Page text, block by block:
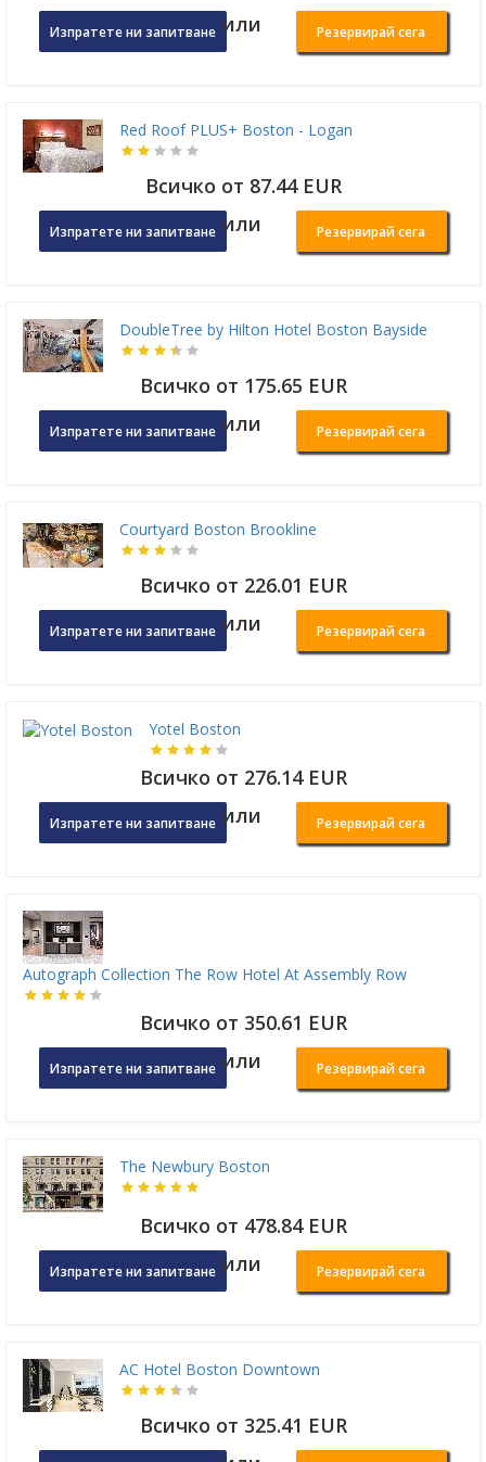
Изпратете ни запитване или Резервирай сега
Red Roof PLUS+ Boston - Logan
Всичко от 87.44 EUR
Изпратете ни запитване или Резервирай сега
DoubleTree by Hilton Hotel Boston Bayside
Всичко от 175.65 EUR
Изпратете ни запитване или Резервирай сега
Courtyard Boston Brookline
Всичко от 226.01 EUR
Изпратете ни запитване или Резервирай сега
Yotel Boston
Всичко от 276.14 EUR
Изпратете ни запитване или Резервирай сега
Autograph Collection The Row Hotel At Assembly Row
Всичко от 350.61 EUR
Изпратете ни запитване или Резервирай сега
The Newbury Boston
Всичко от 478.84 EUR
Изпратете ни запитване или Резервирай сега
AC Hotel Boston Downtown
Всичко от 325.41 EUR